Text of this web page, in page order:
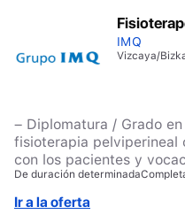
IMQ
Vizcaya/
– Diplomatura / Grado
fisioterapia pelviperineal
con los pacientes y
de calidad – Experiencia
linfedemas (valorable) –
de Phenix (valorable) –
De duración determinada
Ir a la oferta